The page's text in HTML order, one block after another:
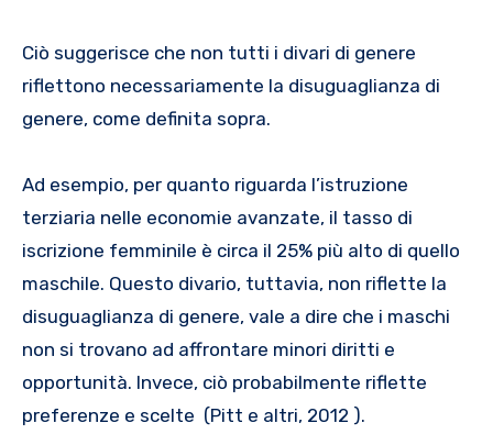
Ciò suggerisce che non tutti i divari di genere
riflettono necessariamente la disuguaglianza di
genere, come definita sopra.
Ad esempio, per quanto riguarda l’istruzione
terziaria nelle economie avanzate, il tasso di
iscrizione femminile è circa il 25% più alto di quello
maschile. Questo divario, tuttavia, non riflette la
disuguaglianza di genere, vale a dire che i maschi
non si trovano ad affrontare minori diritti e
opportunità. Invece, ciò probabilmente riflette
preferenze e scelte (Pitt e altri, 2012 ).